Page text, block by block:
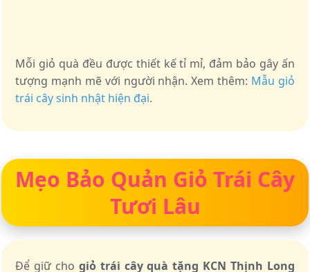
Mỗi giỏ quà đều được thiết kế tỉ mỉ, đảm bảo gây ấn
tượng mạnh mẽ với người nhận. Xem thêm: Mẫu giỏ
trái cây sinh nhật hiện đại.
Mẹo Bảo Quản Giỏ Trái Cây
Tươi Lâu
Để giữ cho giỏ trái cây quà tặng KCN Thịnh Long